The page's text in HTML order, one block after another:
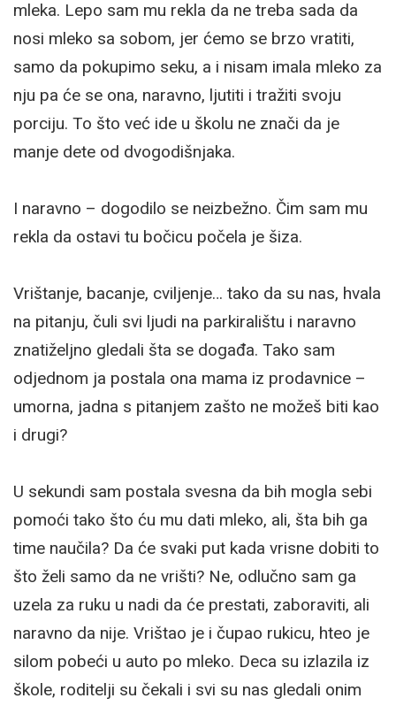
mleka. Lepo sam mu rekla da ne treba sada da
nosi mleko sa sobom, jer ćemo se brzo vratiti,
samo da pokupimo seku, a i nisam imala mleko za
nju pa će se ona, naravno, ljutiti i tražiti svoju
porciju. To što već ide u školu ne znači da je
manje dete od dvogodišnjaka.
I naravno – dogodilo se neizbežno. Čim sam mu
rekla da ostavi tu bočicu počela je šiza.
Vrištanje, bacanje, cviljenje… tako da su nas, hvala
na pitanju, čuli svi ljudi na parkiralištu i naravno
znatiželjno gledali šta se događa. Tako sam
odjednom ja postala ona mama iz prodavnice –
umorna, jadna s pitanjem zašto ne možeš biti kao
i drugi?
U sekundi sam postala svesna da bih mogla sebi
pomoći tako što ću mu dati mleko, ali, šta bih ga
time naučila? Da će svaki put kada vrisne dobiti to
što želi samo da ne vrišti? Ne, odlučno sam ga
uzela za ruku u nadi da će prestati, zaboraviti, ali
naravno da nije. Vrištao je i čupao rukicu, hteo je
silom pobeći u auto po mleko. Deca su izlazila iz
škole, roditelji su čekali i svi su nas gledali onim